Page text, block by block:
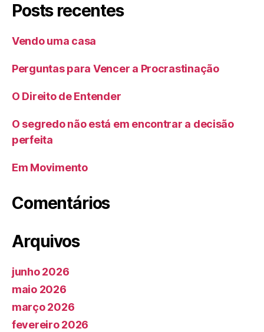
Posts recentes
Vendo uma casa
Perguntas para Vencer a Procrastinação
O Direito de Entender
O segredo não está em encontrar a decisão
perfeita
Em Movimento
Comentários
Arquivos
junho 2026
maio 2026
março 2026
fevereiro 2026